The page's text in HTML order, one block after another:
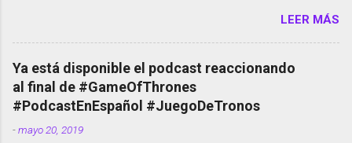
temporada de Black Mirror Twitter deja de verificar
cuentas Responden los fotógrafos Brian May y el
copyright en Instagram Música y vídeo selfies en la
red social Riddley Scott saca a Kevin Spacey de su
película Francisco regaña a los que usan el
smartphone en sus misas La serie de la Tierra
Media GoBee - StartUp de bicicletas de alquiler
LEER MÁS
Ya está disponible el podcast reaccionando
al final de #GameOfThrones
#PodcastEnEspañol #JuegoDeTronos
-mayo 20, 2019